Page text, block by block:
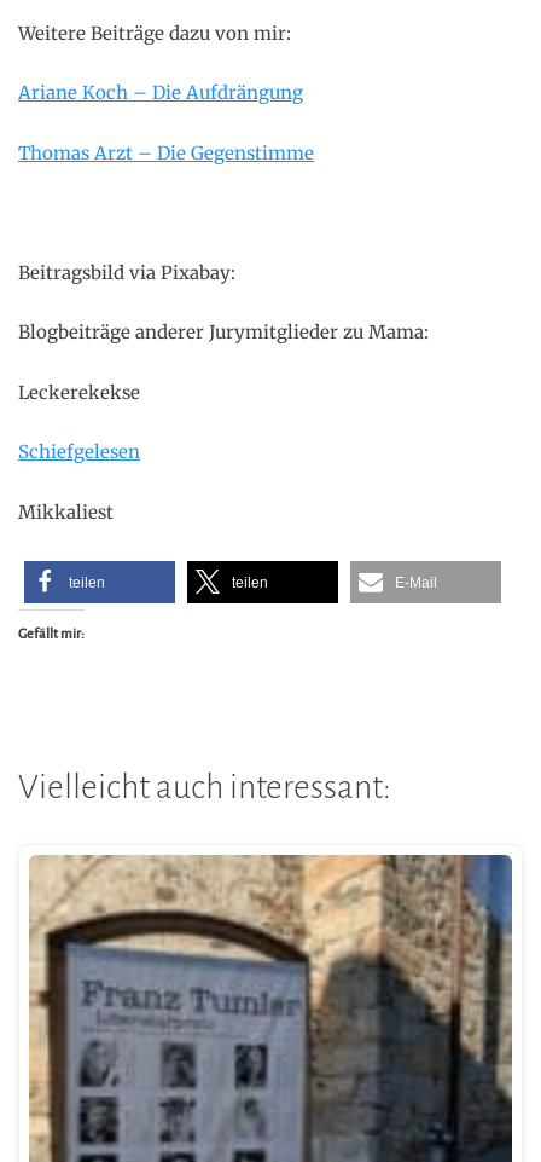
Weitere Beiträge dazu von mir:
Ariane Koch – Die Aufdrängung
Thomas Arzt – Die Gegenstimme
Beitragsbild via Pixabay:
Blogbeiträge anderer Jurymitglieder zu Mama:
Leckerekekse
Schiefgelesen
Mikkaliest
teilen teilen E-Mail
Gefällt mir:
Vielleicht auch interessant: